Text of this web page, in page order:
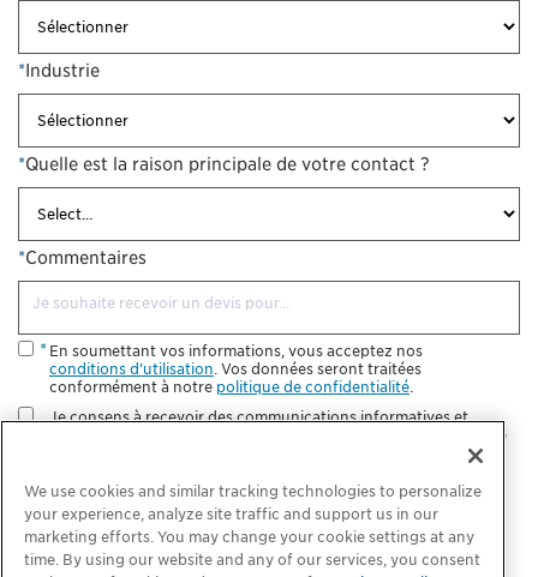
*Industrie
*Quelle est la raison principale de votre contact ?
*Commentaires
En soumettant vos informations, vous acceptez nos
conditions d’utilisation. Vos données seront traitées
conformément à notre politique de confidentialité.
Je consens à recevoir des communications informatives et
marketing futures de la part de ChargePoint. Je comprends que
Envoyer
We use cookies and similar tracking technologies to personalize
your experience, analyze site traffic and support us in our
marketing efforts. You may change your cookie settings at any
time. By using our website and any of our services, you consent